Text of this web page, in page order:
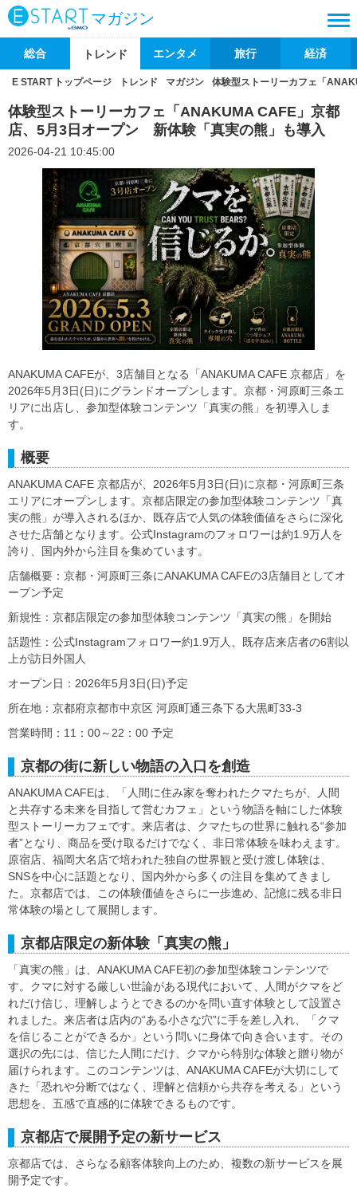
マガジン
総合 トレンド エンタメ 旅行 経済
E START トップページ トレンド マガジン 体験型ストーリーカフェ「
体験型ストーリーカフェ「ANAKUMA CAFE」京都
店、5月3日オープン 新体験「真実の熊」も導入
2026-04-21 10:45:00
ANAKUMA CAFEが、3店舗目となる「ANAKUMA CAFE 京都店」を
2026年5月3日(日)にグランドオープンします。京都・河原町三条エ
リアに出店し、参加型体験コンテンツ「真実の熊」を初導入しま
す。
概要
ANAKUMA CAFE 京都店が、2026年5月3日(日)に京都・河原町三条
エリアにオープンします。京都店限定の参加型体験コンテンツ「真
実の熊」が導入されるほか、既存店で人気の体験価値をさらに深化
させた店舗となります。公式Instagramのフォロワーは約1.9万人を
誇り、国内外から注目を集めています。
店舗概要：京都・河原町三条にANAKUMA CAFEの3店舗目としてオ
ープン予定
新規性：京都店限定の参加型体験コンテンツ「真実の熊」を開始
話題性：公式Instagramフォロワー約1.9万人、既存店来店者の6割以
上が訪日外国人
オープン日：2026年5月3日(日)予定
所在地：京都府京都市中京区 河原町通三条下る大黒町33-3
営業時間：11：00～22：00 予定
京都の街に新しい物語の入口を創造
ANAKUMA CAFEは、「人間に住み家を奪われたクマたちが、人間
と共存する未来を目指して営むカフェ」という物語を軸にした体験
型ストーリーカフェです。来店者は、クマたちの世界に触れる“参加
者”となり、商品を受け取るだけでなく、非日常体験を味わえます。
原宿店、福岡大名店で培われた独自の世界観と受け渡し体験は、
SNSを中心に話題となり、国内外から多くの注目を集めてきまし
た。京都店では、この体験価値をさらに一歩進め、記憶に残る非日
常体験の場として展開します。
京都店限定の新体験「真実の熊」
「真実の熊」は、ANAKUMA CAFE初の参加型体験コンテンツで
す。クマに対する厳しい世論がある現代において、人間がクマをど
れだけ信じ、理解しようとできるのかを問い直す体験として設置さ
れました。来店者は店内の“ある小さな穴”に手を差し入れ、「クマ
を信じることができるか」という問いに身体で向き合います。その
選択の先には、信じた人間にだけ、クマから特別な体験と贈り物が
届けられます。このコンテンツは、ANAKUMA CAFEが大切にして
きた「恐れや分断ではなく、理解と信頼から共存を考える」という
思想を、五感で直感的に体験できるものです。
京都店で展開予定の新サービス
京都店では、さらなる顧客体験向上のため、複数の新サービスを展
開予定です。